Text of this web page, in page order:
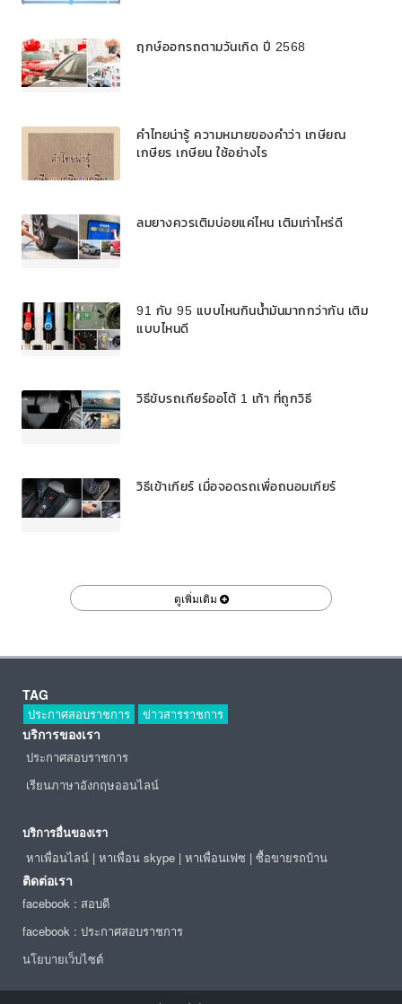
ฤกษ์ออกรถตามวันเกิด ปี 2568
คำไทยน่ารู้ ความหมายของคำว่า เกษียณ
เกษียร เกษียน ใช้อย่างไร
ลมยางควรเติมบ่อยแค่ไหน เติมเท่าไหร่ดี
91 กับ 95 แบบไหนกินน้ำมันมากกว่ากัน เติม
แบบไหนดี
วิธีขับรถเกียร์ออโต้ 1 เท้า ที่ถูกวิธี
วิธีเข้าเกียร์ เมื่อจอดรถเพื่อถนอมเกียร์
ดูเพิ่มเติม
TAG
ประกาศสอบราชการ ข่าวสารราชการ
บริการของเรา
ประกาศสอบราชการ
เรียนภาษาอังกฤษออนไลน์
บริการอื่นของเรา
หาเพื่อนไลน์ | หาเพื่อน skype | หาเพื่อนเฟซ | ซื้อขายรถบ้าน
ติดต่อเรา
facebook : สอบดี
facebook : ประกาศสอบราชการ
นโยบายเว็บไซต์